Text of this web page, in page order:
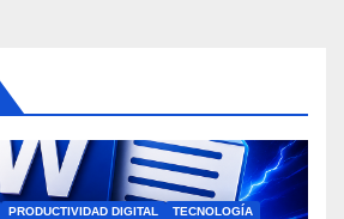
PRODUCTIVIDAD DIGITAL
TECNOLOGÍA